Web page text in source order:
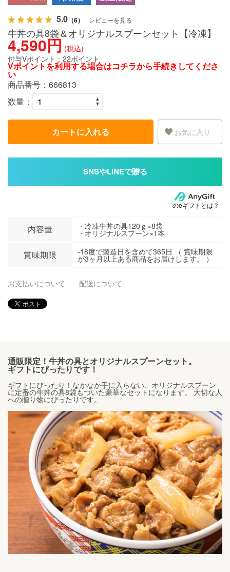
5.0 （6） レビューを見る
牛丼の具8袋＆オリジナルスプーンセット【冷凍】
4,590円 (税込)
付与Vポイント： 22ポイント
Vポイントを利用する場合はコチラから手続きしてくださ
い
商品番号： 666813
数量：
カートに入れる お気に入り
のeギフトとは？
内容量 ・冷凍牛丼の具120ｇ×8袋
・オリジナルスプーン×1本
賞味期限 -18度で製造日を含めて365日 （ 賞味期限
が3ヶ月以上ある商品をお届けします。 ）
お支払いについて 配送について
通販限定！牛丼の具とオリジナルスプーンセット。
ギフトにぴったりです！
ギフトにぴったり！なかなか手に入らない、オリジナルスプーン
に定番の牛丼の具8袋もついた豪華なセットになります。 大切な人
への贈り物にぴったりです。